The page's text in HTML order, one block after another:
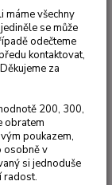
penicilín-Libavka -
- cena
máme všechny
se může
odečteme
kontaktovat,
za
200, 300,
obratem
poukazem,
osobně v
si jednoduše
radost.